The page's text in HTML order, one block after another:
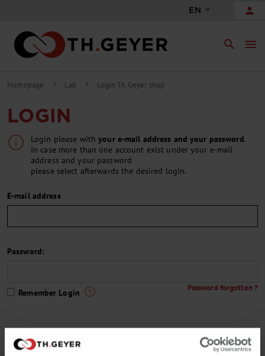
EN person
search menu
Homepage chevron_right Lab chevron_right Login Th.Geyer shop
LOGIN
Login please withyour e-mail address and your password.
In case more than one account exist under your e-mail
address and your password
please select afterwards the desired login.
E-mail address
Password:
Remember Login Password forgotten ?